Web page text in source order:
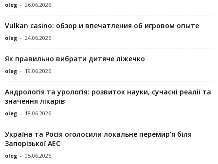
oleg - 26.06.2026
Vulkan casino: обзор и впечатления об игровом опыте
oleg - 24.06.2026
Як правильно вибрати дитяче ліжечко
oleg - 19.06.2026
Андрологія та урологія: розвиток науки, сучасні реалії та
значення лікарів
oleg - 18.06.2026
Україна та Росія оголосили локальне перемир’я біля
Запорізької АЕС
oleg - 05.06.2026